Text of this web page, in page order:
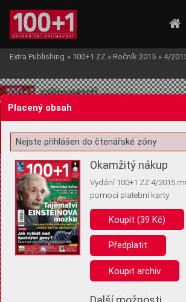
Žádost o souhlas s ukládáním
Pro základní fungování webu nepotřebujeme
(tzv. cookies apod.). Rádi bychom vás ale
uložením volitelných informací:
Anonymní unikátní ID
Díky němu příště poznáme, že se jedná o stejné
Identifikátor je zcela anonymní.
Extra Publishing » 100+1 ZZ » Ročník 2015 » 4/
Placený obsah
Nejste přihlášen do čtenářské zóny
Okamžitý nákup
Vydání 100+1 ZZ 4/2015
pomocí platební karty
Koupit (39 Kč)
Předplatit
Koupit archiv